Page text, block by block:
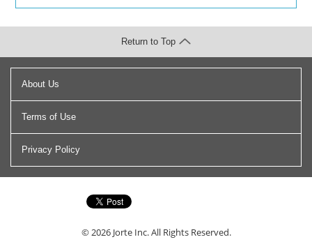
About Us
Terms of Use
Privacy Policy
© 2026 Jorte Inc.All Rights Reserved.
Return to Top